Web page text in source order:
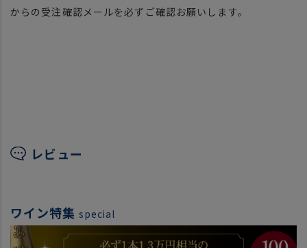
からの受注確認メールを必ずご確認お願いします。
レビュー
ワイン特集 special